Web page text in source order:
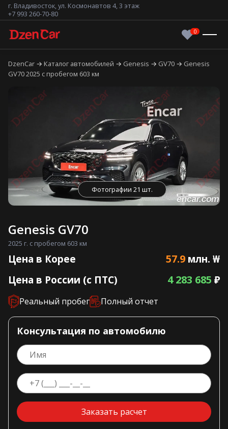
г. Владивосток, ул. Космонавтов 4, 3 этаж
+7 993 260-70-80
DzenCar Каталог автомобилей Genesis GV70
Genesis
GV70 2025 с пробегом 603 км
Фотографии 21 шт.
Genesis GV70
2025 г. с пробегом 603 км
Цена в Корее 57.9 млн. ₩
Цена в России (с ПТС)
4 283 685 ₽
Реальный пробег Полный отчет
Консультация по автомобилю
Заказать расчет